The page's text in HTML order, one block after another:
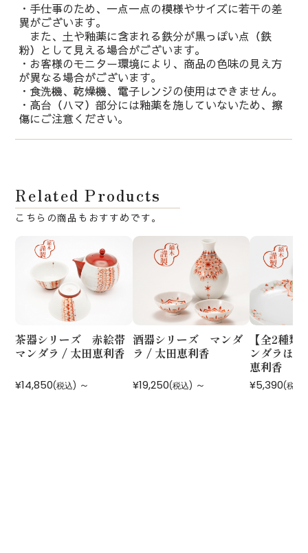
・手仕事のため、一点一点の模様やサイズに若干の差
異がございます。
また、土や釉薬に含まれる鉄分が黒っぽい点（鉄
粉）として見える場合がございます。
・お客様のモニター環境により、商品の色味の見え方
が異なる場合がございます。
・食洗機、乾燥機、電子レンジの使用はできません。
・高台（ハマ）部分には釉薬を施していないため、擦
傷にご注意ください。
Related Products
茶器シリーズ 赤絵帯
マンダラ / 太田恵利香
¥14,850(税込) ～
酒器シリーズ マンダ
ラ / 太田恵利香
¥19,250(税込) ～
【全2種
ンダラほ
恵利香
¥5,390(税込)